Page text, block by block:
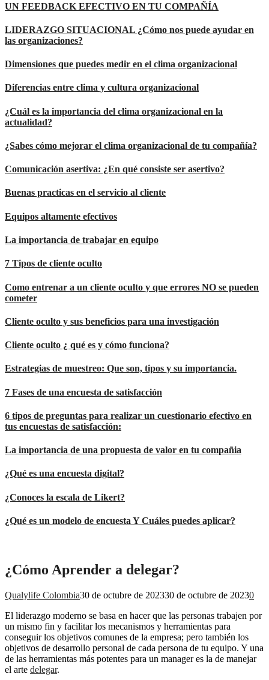
UN FEEDBACK EFECTIVO EN TU COMPAÑÍA
LIDERAZGO SITUACIONAL ¿Cómo nos puede ayudar en
las organizaciones?
Dimensiones que puedes medir en el clima organizacional
Diferencias entre clima y cultura organizacional
¿Cuál es la importancia del clima organizacional en la
actualidad?
¿Sabes cómo mejorar el clima organizacional de tu compañía?
Comunicación asertiva: ¿En qué consiste ser asertivo?
Buenas practicas en el servicio al cliente
Equipos altamente efectivos
La importancia de trabajar en equipo
7 Tipos de cliente oculto
Como entrenar a un cliente oculto y que errores NO se pueden
cometer
Cliente oculto y sus beneficios para una investigación
Cliente oculto ¿ qué es y cómo funciona?
Estrategias de muestreo: Que son, tipos y su importancia.
7 Fases de una encuesta de satisfacción
6 tipos de preguntas para realizar un cuestionario efectivo en
tus encuestas de satisfacción:
La importancia de una propuesta de valor en tu compañia
¿Qué es una encuesta digital?
¿Conoces la escala de Likert?
¿Qué es un modelo de encuesta Y Cuáles puedes aplicar?
¿Cómo Aprender a delegar?
Qualylife Colombia30 de octubre de 202330 de octubre de 20230
El liderazgo moderno se basa en hacer que las personas trabajen por
un mismo fin y facilitar los mecanismos y herramientas para
conseguir los objetivos comunes de la empresa; pero también los
objetivos de desarrollo personal de cada persona de tu equipo. Y una
de las herramientas más potentes para un manager es la de manejar
el arte delegar.